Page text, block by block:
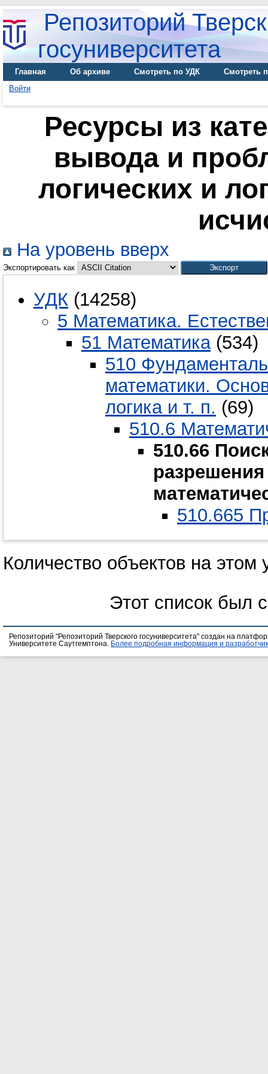
Репозиторий
госуниверситета
Главная Об архиве Смотреть по УДК
Смотреть
Войти
Ресурсы из
вывода и
логических и
На уровень вверх
Экспортировать как
УДК (14258)
5 Математика.
51 Математика(534)
510
математики.
логика и т. п. (69)
510.6
510.66
разрешения
510.665
Количество объектов на этом
Этот список был
Репозиторий "Репозиторий Тверского госуниверситета" создан на
Университете Саутгемптона.
Более подробная информация и